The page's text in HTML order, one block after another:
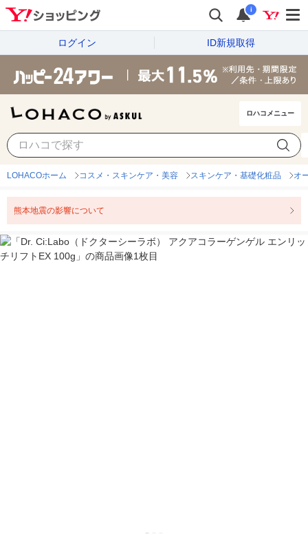
i
ログイン ID新規取得
ロハコメニュー
LOHACOホーム コスメ・スキンケア・美容 スキンケア・基礎化粧品 オ
熊本地震の影響について